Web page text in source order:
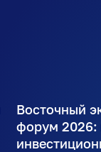
Восточный
форум 2026: